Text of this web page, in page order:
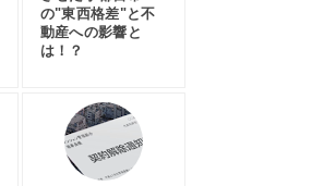
の"東西格差"と不
動産への影響と
は！？